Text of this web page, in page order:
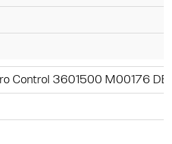
Control 3601500 M00176